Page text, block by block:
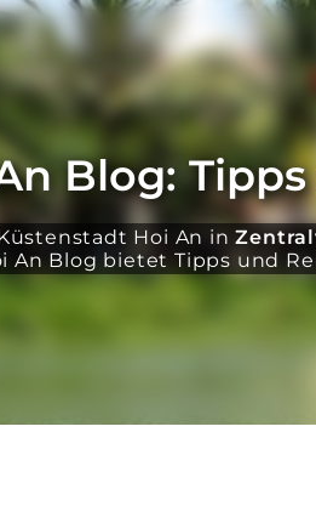
Blog:
Hoi An in
An Blog bietet Tipps und